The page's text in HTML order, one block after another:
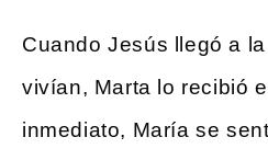
Cuando Jesús llegó a
vivían, Marta lo recibió
inmediato, María se